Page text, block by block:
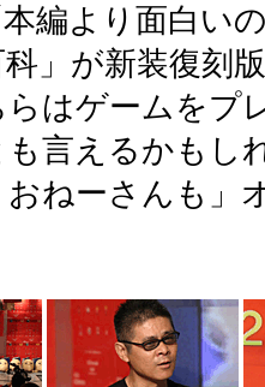
編より面白い
」が新装復刻
はゲームをプ
言えるかもし
ねーさんも」